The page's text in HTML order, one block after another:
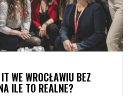
WE WROCŁAWIU BEZ
ILE TO REALNE?